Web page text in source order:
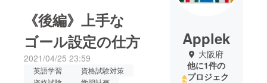
《後編》上手な
ゴール設定の仕方
2021/04/25 23:59
英語学習
資格試験対策
Applek
大阪府
他に1件の
プロジェク